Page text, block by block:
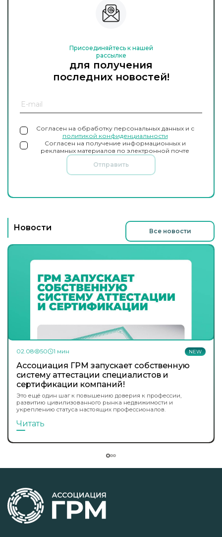
Присоединяйтесь к нашей
рассылке
для получения
последних новостей!
Согласен на обработку персональных данных и с
политикой конфиденциальности
Согласен на получение информационных и
рекламных материалов по электронной почте
Отправить
Новости Все новости
NEW
02.08 50 1 мин
Ассоциация ГРМ запускает собственную
систему аттестации специалистов и
сертификации компаний!
Это ещё один шаг к повышению доверия к профессии,
развитию цивилизованного рынка недвижимости и
укреплению статуса настоящих профессионалов.
Читать